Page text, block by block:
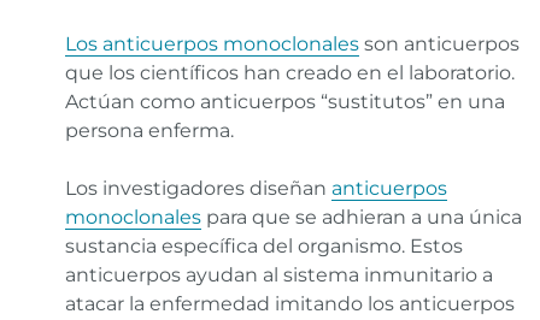
Los anticuerpos monoclonalesson anticuerpos
que los científicos han creado en el laboratorio.
Actúan como anticuerpos “sustitutos” en una
persona enferma.
Los investigadores diseñan anticuerpos
monoclonalespara que se adhieran a una única
sustancia específica del organismo. Estos
anticuerpos ayudan al sistema inmunitario a
atacar la enfermedad imitando los anticuerpos